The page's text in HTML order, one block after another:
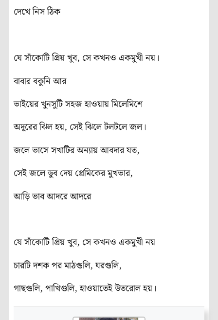
দেখে নিস ঠিক
যে সাঁকোটি প্রিয় খুব, সে কখনও একমুখী নয়।
বাবার বকুনি আর
ভাইয়ের খুনসুটি সহজ হাওয়ায় মিলেমিশে
অদূরের ঝিল হয়, সেই ঝিলে টলটলে জল।
জলে ভাসে সখাটির অন্যায় আবদার যত,
সেই জলে ডুব দেয় প্রেমিকের মুখভার,
আড়ি ভাব আদরে আদরে
যে সাঁকোটি প্রিয় খুব, সে কখনও একমুখী নয়
চারটি দশক পর মাঠগুলি, ঘরগুলি,
গাছগুলি, পাখিগুলি, হাওয়াতেই উতরোল হয়।